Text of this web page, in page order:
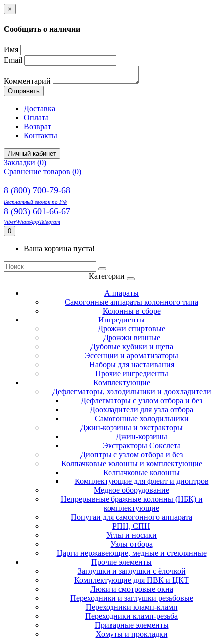
×
Сообщить о наличии
Имя
Email
Комментарий
Отправить
Доставка
Оплата
Возврат
Контакты
Личный кабинет
Закладки (0)
Сравнение товаров (0)
8 (800) 700-79-68
Бесплатный звонок по РФ
8 (903) 601-66-67
ViberWhatsAppTelegram
0
Ваша корзина пуста!
Категории
Аппараты
Самогонные аппараты колонного типа
Колонны в сборе
Ингредиенты
Дрожжи спиртовые
Дрожжи винные
Дубовые кубики и щепа
Эссенции и ароматизаторы
Наборы для настаивания
Прочие ингредиенты
Комплектующие
Дефлегматоры, холодильники и доохладители
Дефлегматоры с узлом отбора и без
Доохладители для узла отбора
Самогонные холодильники
Джин-корзины и экстракторы
Джин-корзины
Экстракторы Сокслета
Диоптры с узлом отбора и без
Колпачковые колонны и комплектующие
Колпачковые колонны
Комплектующие для флейт и диоптров
Медное оборудование
Непрерывные бражные колонны (НБК) и
комплектующие
Попугаи для самогонного аппарата
РПН, СПН
Углы и носики
Узлы отбора
Царги нержавеющие, медные и стеклянные
Прочие элементы
Заглушки и заглушки с ёлочкой
Комплектующие для ПВК и ЦКТ
Люки и смотровые окна
Переходники и заглушки резьбовые
Переходники кламп-кламп
Переходники кламп-резьба
Приварные элементы
Хомуты и прокладки